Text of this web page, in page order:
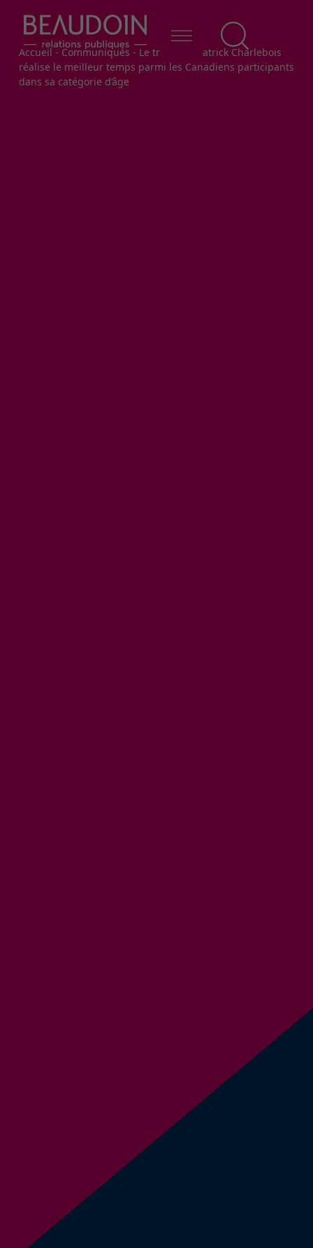
Fil d'Ariane
Accueil-Communiqués - Le trifluvien Patrick Charlebois
réalise le meilleur temps parmi les Canadiens participants
dans sa catégorie d’âge